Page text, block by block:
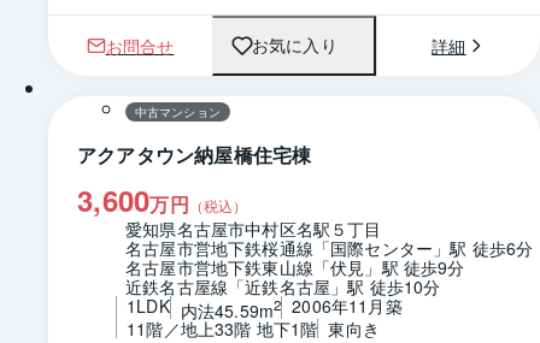
お問合せ お気に入り 詳細
1 / 0 間取り
中古マンション
アクアタウン納屋橋住宅棟
3,600万円 （税込）
愛知県名古屋市中村区名駅５丁目
名古屋市営地下鉄桜通線「国際センター」駅 徒歩6分
名古屋市営地下鉄東山線「伏見」駅 徒歩9分
近鉄名古屋線「近鉄名古屋」駅 徒歩10分
1LDK 内法45.59m2 2006年11月築
11階／地上33階 地下1階 東向き